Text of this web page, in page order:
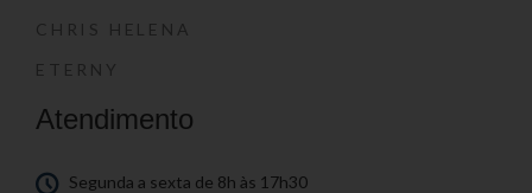
CHRIS HELENA
ETERNY
Atendimento
Segunda a sexta de 8h às 17h30